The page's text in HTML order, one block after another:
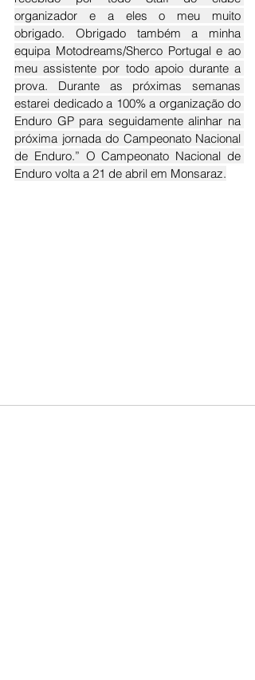
organizador e a eles o meu muito
obrigado. Obrigado também a minha
equipa Motodreams/Sherco Portugal e ao
meu assistente por todo apoio durante a
prova. Durante as próximas semanas
estarei dedicado a 100% a organização do
Enduro GP para seguidamente alinhar na
próxima jornada do Campeonato Nacional
de Enduro.” O Campeonato Nacional de
Enduro volta a 21 de abril em Monsaraz.